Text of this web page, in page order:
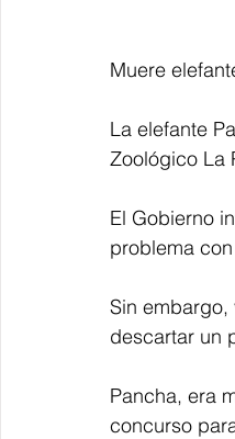
Muere
La elefante
Zoológico La
El Gobierno
problema
Sin
descartar un
Pancha, era
concurso